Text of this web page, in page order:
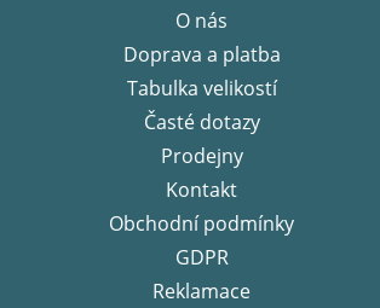
O nás
Doprava a platba
Tabulka velikostí
Časté dotazy
Prodejny
Kontakt
Obchodní podmínky
GDPR
Reklamace